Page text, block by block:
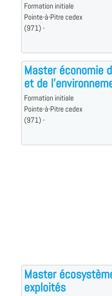
Formation initiale
Pointe-à-Pitre cedex
(971) -
Master économie
et de
Formation initiale
Pointe-à-Pitre cedex
(971) -
Master
exploités